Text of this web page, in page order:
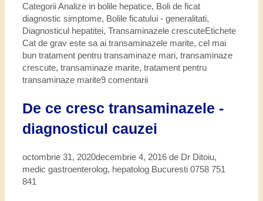
CategoriiAnalize in bolile hepatice, Boli de ficat
diagnostic simptome, Bolile ficatului - generalitati,
Diagnosticul hepatitei, Transaminazele crescuteEtichete
Cat de grav este sa ai transaminazele marite, cel mai
bun tratament pentru transaminaze mari, transaminaze
crescute, transaminaze marite, tratament pentru
transaminaze marite9 comentarii
De ce cresc transaminazele -
diagnosticul cauzei
octombrie 31, 2020decembrie 4, 2016 de Dr Ditoiu,
medic gastroenterolog, hepatolog Bucuresti 0758 751
841